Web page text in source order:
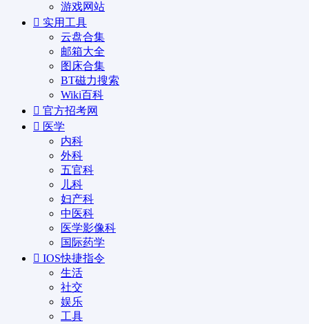
游戏网站
实用工具
云盘合集
邮箱大全
图床合集
BT磁力搜索
Wiki百科
官方招考网
医学
内科
外科
五官科
儿科
妇产科
中医科
医学影像科
国际药学
IOS快捷指令
生活
社交
娱乐
工具